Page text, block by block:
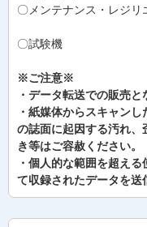
〇メンテナンス・レジ
〇試験機
※ご注意※
・データ転送での販売
・紙媒体からスキャン
の誌面に起因する汚れ
き等はご容赦ください。
・個人的な範囲を超え
て収録されたデータを送